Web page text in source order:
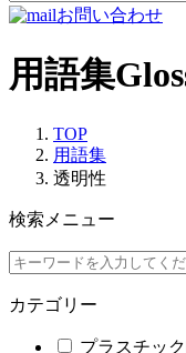
お問い合わせ
用語集
TOP
用語集
透明性
検索メニュー
カテゴリー
プラスチッ